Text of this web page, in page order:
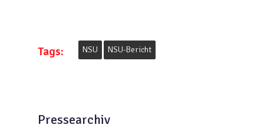
Tags: NSU NSU-Bericht
Pressearchiv